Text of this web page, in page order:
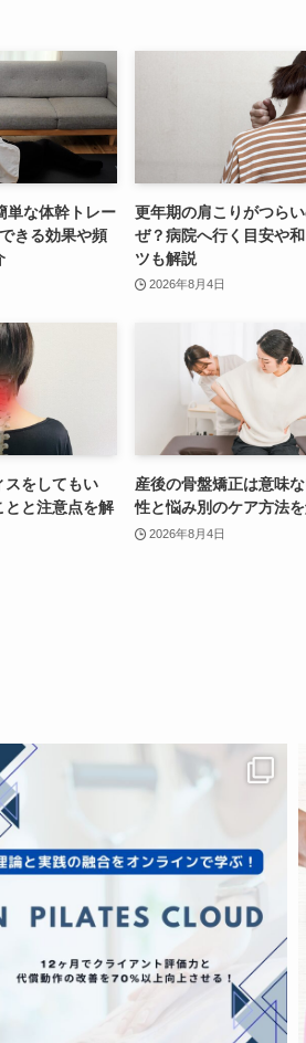
単な体幹トレー
きる効果や頻
更年期の肩こりがつら
ぜ？病院へ行く目安や
ツも解説
2026年8月4日
スをしてもい
とと注意点を解
産後の骨盤矯正は意味
性と悩み別のケア方法
2026年8月4日